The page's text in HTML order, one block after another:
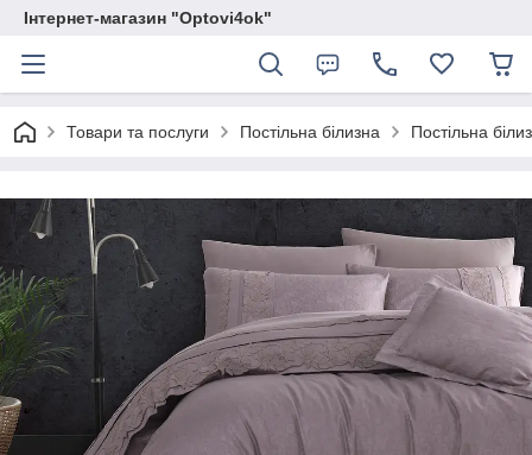
Інтернет-магазин "Optovi4ok"
Товари та послуги Постільна білизна Постільна